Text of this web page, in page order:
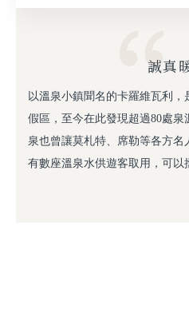
誠真
以溫泉小鎮聞名的卡羅維瓦利
假區，至今在此發現超過80處
泉也曾讓莫札特、席勒等各方
有數座溫泉水供遊客取用，可以